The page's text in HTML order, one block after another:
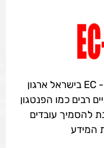
מרכז הסמכה רישמי של EC - Council בישראל ארגון
רבים כמו הפנטגון
להסמיך עובדים
המידע